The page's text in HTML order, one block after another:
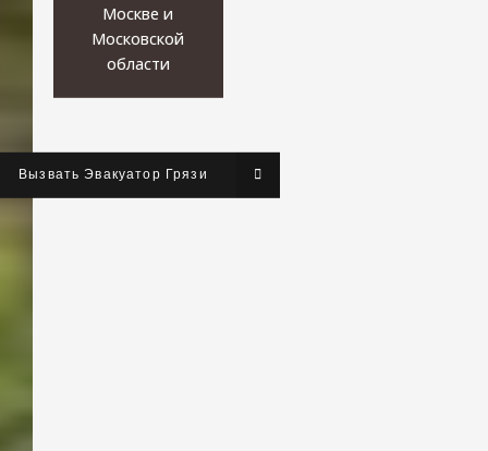
Москве и
Московской
области
Вызвать Эвакуатор Грязи